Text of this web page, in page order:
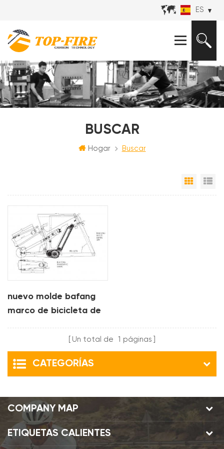
ES
BUSCAR
Hogar Buscar
Vista
nuevo molde bafang
marco de bicicleta de
Un total de 1 páginas
CATEGORÍAS
COMPANY MAP
ETIQUETAS CALIENTES